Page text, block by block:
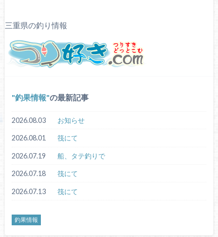
三重県の釣り情報
釣果情報 の最新記事
2026.08.03 お知らせ
2026.08.01 筏にて
2026.07.19 船、タテ釣りで
2026.07.18 筏にて
2026.07.13 筏にて
釣果情報